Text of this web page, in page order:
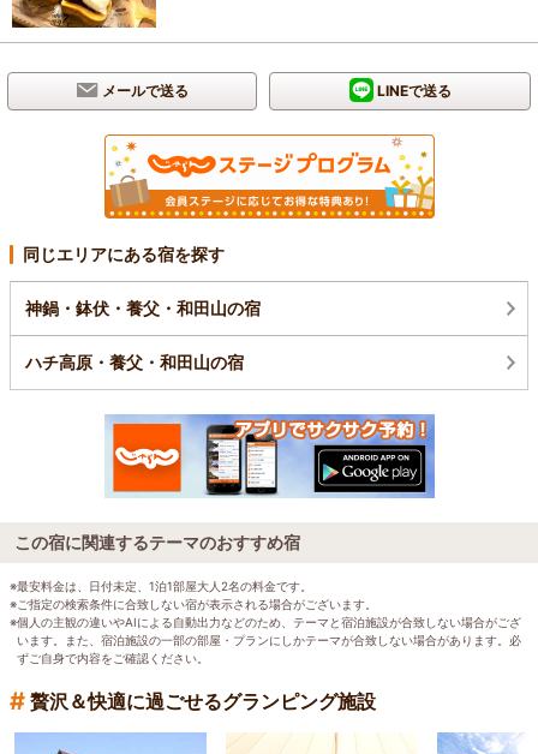
メールで送る LINEで送る
同じエリアにある宿を探す
神鍋・鉢伏・養父・和田山の宿
ハチ高原・養父・和田山の宿
この宿に関連するテーマのおすすめ宿
※最安料金は、日付未定、1泊1部屋大人2名の料金です。
※ご指定の検索条件に合致しない宿が表示される場合がございます。
※個人の主観の違いやAIによる自動出力などのため、テーマと宿泊施設が合致しない場合がござ
います。また、宿泊施設の一部の部屋・プランにしかテーマが合致しない場合があります。必
ずご自身で内容をご確認ください。
# 贅沢＆快適に過ごせるグランピング施設